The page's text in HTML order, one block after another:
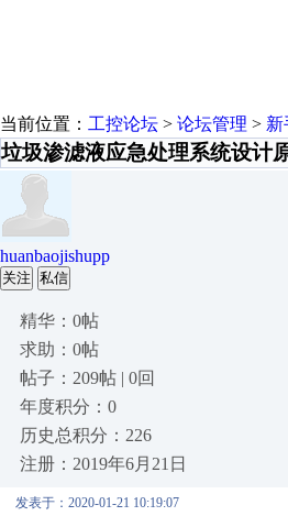
当前位置： 工控论坛 > 论坛管理 > 新
垃圾渗滤液应急处理系统设计
huanbaojishupp
关注 私信
精华：0帖
求助：0帖
帖子：209帖 | 0回
年度积分：0
历史总积分：226
注册：2019年6月21日
发表于：2020-01-21 10:19:07